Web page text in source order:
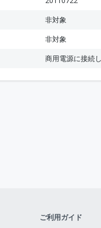
非対象
非対象
商用電源に接続
ご利用ガイド